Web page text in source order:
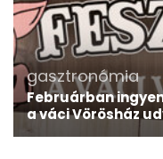
gasztronómia
Februárban
a váci Vörösház